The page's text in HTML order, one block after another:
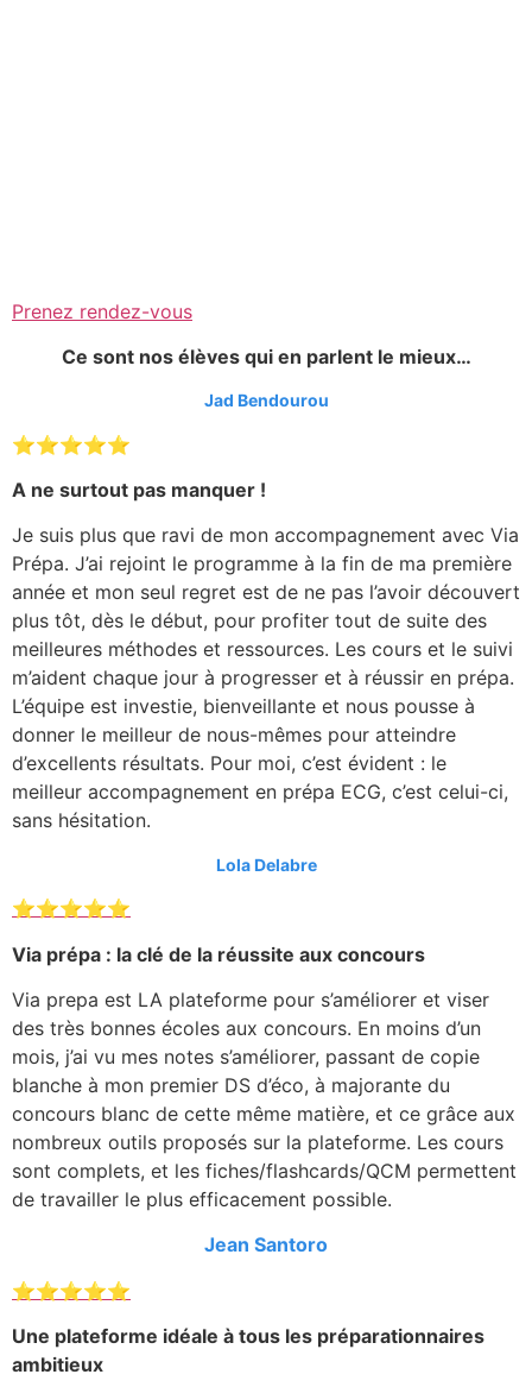
Prenez rendez-vous
Ce sont nos élèvesqui en parlent le mieux…
Jad Bendourou
⭐⭐⭐⭐⭐
A ne surtout pas manquer !
Je suis plus que ravi de mon accompagnement avec Via
Prépa. J’ai rejoint le programme à la fin de ma première
année et mon seul regret est de ne pas l’avoir découvert
plus tôt, dès le début, pour profiter tout de suite des
meilleures méthodes et ressources. Les cours et le suivi
m’aident chaque jour à progresser et à réussir en prépa.
L’équipe est investie, bienveillante et nous pousse à
donner le meilleur de nous-mêmes pour atteindre
d’excellents résultats. Pour moi, c’est évident : le
meilleur accompagnement en prépa ECG, c’est celui-ci,
sans hésitation.
Lola Delabre
⭐⭐⭐⭐⭐
Via prépa : la clé de la réussite aux concours
Via prepa est LA plateforme pour s’améliorer et viser
des très bonnes écoles aux concours. En moins d’un
mois, j’ai vu mes notes s’améliorer, passant de copie
blanche à mon premier DS d’éco, à majorante du
concours blanc de cette même matière, et ce grâce aux
nombreux outils proposés sur la plateforme. Les cours
sont complets, et les fiches/flashcards/QCM permettent
de travailler le plus efficacement possible.
Jean Santoro
⭐⭐⭐⭐⭐
Une plateforme idéale à tous les préparationnaires
ambitieux